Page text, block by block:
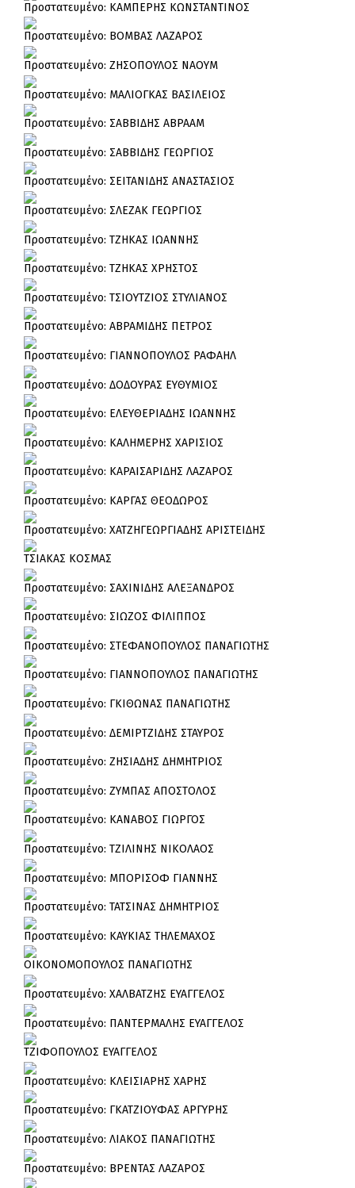
Πρoστατευμένο: ΚΑΜΠΕΡΗΣ ΚΩΝΣΤΑΝΤΙΝΟΣ
Πρoστατευμένο: ΒΟΜΒΑΣ ΛΑΖΑΡΟΣ
Πρoστατευμένο: ΖΗΣΟΠΟΥΛΟΣ ΝΑΟΥΜ
Πρoστατευμένο: ΜΑΛΙΟΓΚΑΣ ΒΑΣΙΛΕΙΟΣ
Πρoστατευμένο: ΣΑΒΒΙΔΗΣ ΑΒΡΑΑΜ
Πρoστατευμένο: ΣΑΒΒΙΔΗΣ ΓΕΩΡΓΙΟΣ
Πρoστατευμένο: ΣΕΙΤΑΝΙΔΗΣ ΑΝΑΣΤΑΣΙΟΣ
Πρoστατευμένο: ΣΛΕΖΑΚ ΓΕΩΡΓΙΟΣ
Πρoστατευμένο: ΤΖΗΚΑΣ ΙΩΑΝΝΗΣ
Πρoστατευμένο: ΤΖΗΚΑΣ ΧΡΗΣΤΟΣ
Πρoστατευμένο: ΤΣΙΟΥΤΖΙΟΣ ΣΤΥΛΙΑΝΟΣ
Πρoστατευμένο: ΑΒΡΑΜΙΔΗΣ ΠΕΤΡΟΣ
Πρoστατευμένο: ΓΙΑΝΝΟΠΟΥΛΟΣ ΡΑΦΑΗΛ
Πρoστατευμένο: ΔΟΔΟΥΡΑΣ ΕΥΘΥΜΙΟΣ
Πρoστατευμένο: ΕΛΕΥΘΕΡΙΑΔΗΣ ΙΩΑΝΝΗΣ
Πρoστατευμένο: ΚΑΛΗΜΕΡΗΣ ΧΑΡΙΣΙΟΣ
Πρoστατευμένο: ΚΑΡΑΙΣΑΡΙΔΗΣ ΛΑΖΑΡΟΣ
Πρoστατευμένο: ΚΑΡΓΑΣ ΘΕΟΔΩΡΟΣ
Πρoστατευμένο: ΧΑΤΖΗΓΕΩΡΓΙΑΔΗΣ ΑΡΙΣΤΕΙΔΗΣ
ΤΣΙΑΚΑΣ ΚΟΣΜΑΣ
Πρoστατευμένο: ΣΑΧΙΝΙΔΗΣ ΑΛΕΞΑΝΔΡΟΣ
Πρoστατευμένο: ΣΙΩΖΟΣ ΦΙΛΙΠΠΟΣ
Πρoστατευμένο: ΣΤΕΦΑΝΟΠΟΥΛΟΣ ΠΑΝΑΓΙΩΤΗΣ
Πρoστατευμένο: ΓΙΑΝΝΟΠΟΥΛΟΣ ΠΑΝΑΓΙΩΤΗΣ
Πρoστατευμένο: ΓΚΙΘΩΝΑΣ ΠΑΝΑΓΙΩΤΗΣ
Πρoστατευμένο: ΔΕΜΙΡΤΖΙΔΗΣ ΣΤΑΥΡΟΣ
Πρoστατευμένο: ΖΗΣΙΑΔΗΣ ΔΗΜΗΤΡΙΟΣ
Πρoστατευμένο: ΖΥΜΠΑΣ ΑΠΟΣΤΟΛΟΣ
Πρoστατευμένο: ΚΑΝΑΒΟΣ ΓΙΩΡΓΟΣ
Πρoστατευμένο: ΤΖΙΛΙΝΗΣ ΝΙΚΟΛΑΟΣ
Πρoστατευμένο: ΜΠΟΡΙΣΟΦ ΓΙΑΝΝΗΣ
Πρoστατευμένο: ΤΑΤΣΙΝΑΣ ΔΗΜΗΤΡΙΟΣ
Πρoστατευμένο: ΚΑΥΚΙΑΣ ΤΗΛΕΜΑΧΟΣ
ΟΙΚΟΝΟΜΟΠΟΥΛΟΣ ΠΑΝΑΓΙΩΤΗΣ
Πρoστατευμένο: ΧΑΛΒΑΤΖΗΣ ΕΥΑΓΓΕΛΟΣ
Πρoστατευμένο: ΠΑΝΤΕΡΜΑΛΗΣ ΕΥΑΓΓΕΛΟΣ
ΤΖΙΦΟΠΟΥΛΟΣ ΕΥΑΓΓΕΛΟΣ
Πρoστατευμένο: ΚΛΕΙΣΙΑΡΗΣ ΧΑΡΗΣ
Πρoστατευμένο: ΓΚΑΤΖΙΟΥΦΑΣ ΑΡΓΥΡΗΣ
Πρoστατευμένο: ΛΙΑΚΟΣ ΠΑΝΑΓΙΩΤΗΣ
Πρoστατευμένο: ΒΡΕΝΤΑΣ ΛΑΖΑΡΟΣ